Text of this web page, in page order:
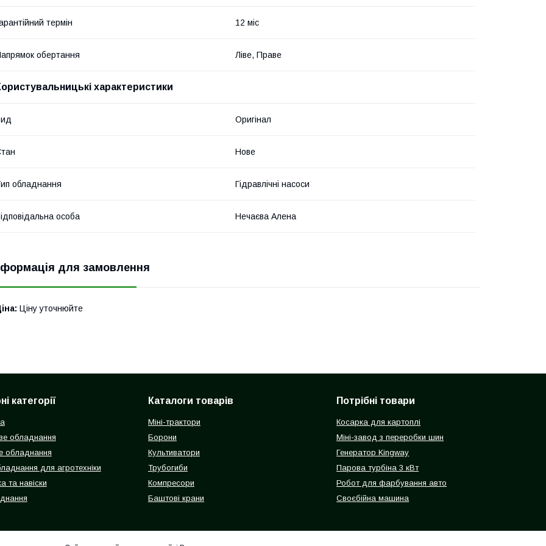
термін 12 міс
обертання Ліве, Праве
характеристики
Оригінал
Нове
обладнання Гідравлічні насоси
особа Нечаєва Алена
для замовлення
Ціну уточнюйте
категорії
обладнання
обладнання
для агротехніки
та навіски
Каталоги товарів
Міні-трактори
Борони
Культиватори
Трубогиби
Компресори
Баштові крани
Потрібні товари
Косарка для картоплі
Міні-завод з переробки шин
Генератор Kingway
Парова турбіна 3 кВт
Робот для фарбування авто
Своєбійна машина